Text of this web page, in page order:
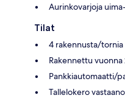
Aurinkovarjoja
Tilat
4 rakennusta/tornia
Rakennettu
Pankkiautomaatti/
Tallelokero